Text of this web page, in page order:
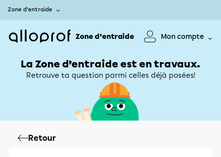
Zone d’entraide
Zone d’entraide Mon compte
La Zone d’entraide est en travaux.
Retrouve ta question parmi celles déjà posées!
Retour